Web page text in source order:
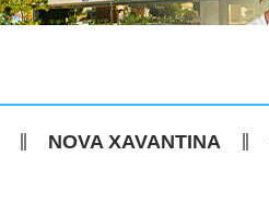
NOVA XAVANTINA